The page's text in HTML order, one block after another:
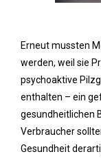
Erneut mussten
werden, weil sie
psychoaktive
enthalten – ein
gesundheitlichen
Verbraucher
Gesundheit